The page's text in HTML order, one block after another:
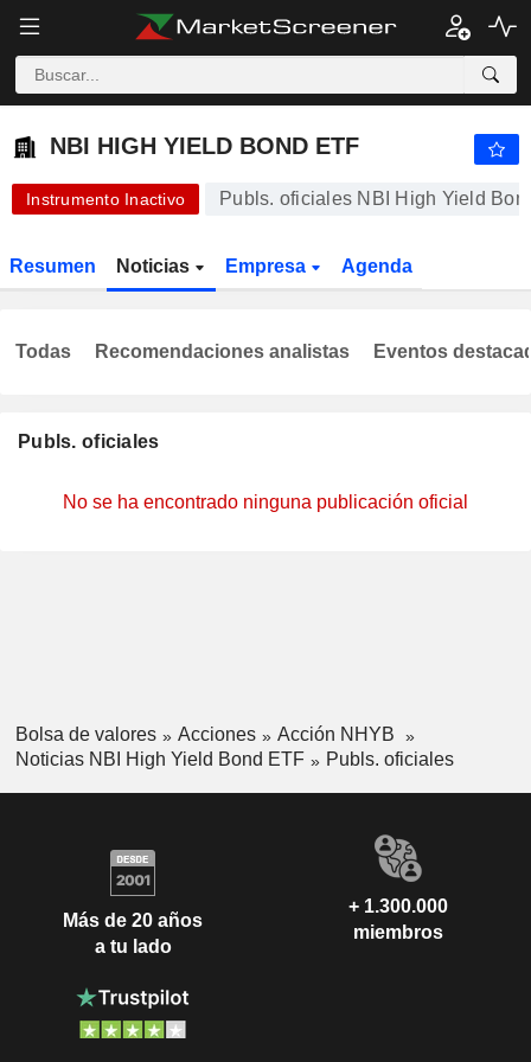
NBI HIGH YIELD BOND ETF
NBI HIGH YIELD BOND ETF
Instrumento Inactivo Publs. oficiales NBI High Yield
Resumen Noticias Empresa Agenda
Publs. oficiales
No se ha encontrado ninguna publicación oficial
Todas Recomendaciones analistas Eventos
Bolsa de valores Acciones
Acción NHYB
Noticias NBI High Yield Bond ETF
Publs. oficiales
Más de 20 años
a tu lado
+ 1.300.000
miembros